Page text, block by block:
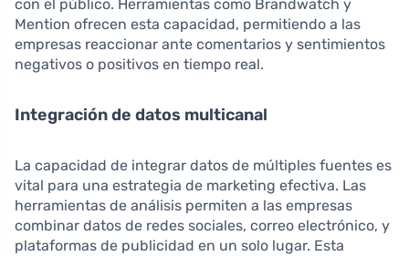
con el público. Herramientas como Brandwatch y
Mention ofrecen esta capacidad, permitiendo a las
empresas reaccionar ante comentarios y sentimientos
negativos o positivos en tiempo real.
Integración de datos multicanal
La capacidad de integrar datos de múltiples fuentes es
vital para una estrategia de marketing efectiva. Las
herramientas de análisis permiten a las empresas
combinar datos de redes sociales, correo electrónico, y
plataformas de publicidad en un solo lugar. Esta